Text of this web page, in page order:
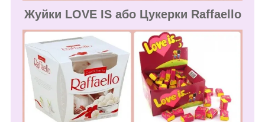
Жуйки LOVE IS або Цукерки Raffaello